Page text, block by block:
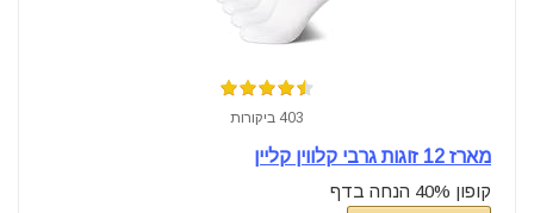
403 ביקורות
מארז 12 זוגות גרבי קלווין קליין
קופון 40% הנחה בדף